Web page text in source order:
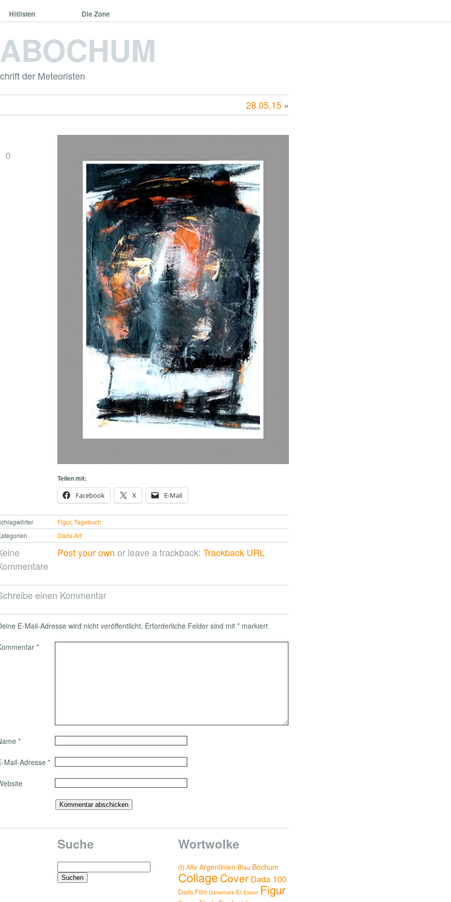
Hitlisten Die Zone
der Meteoristen
28.05.15 »
0
Teilen mit:
Facebook
X E-Mail
Figur,Tagebuch
Dada Art
Post your own or leave a trackback: Trackback URL
einen Kommentar
E-Mail-Adresse wird nicht veröffentlicht. Erforderliche Felder sind mit * markiert
*
*
Mail-Adresse *
Suche
Suchen
nach:
Wortwolke
(f) Affe Argentinien Blau Bochum
Collage Cover Dada 100
Dada Film Dänemark Ei Essen Figur